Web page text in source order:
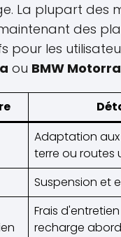
La plupart des
des
pour les
ou BMW
Adaptation
terre ou routes
Suspension et
Frais
recharge